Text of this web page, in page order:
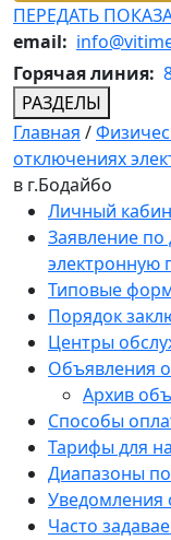
ПЕРЕДАТЬ
email:
Горячая линия:
РАЗДЕЛЫ
Главная /
отключениях
в г.Бодайбо
Личный
Заявление по
электронную
Типовые
Порядок
Центры
Объявления
Архив
Способы
Тарифы для
Диапазоны
Уведомления
Часто